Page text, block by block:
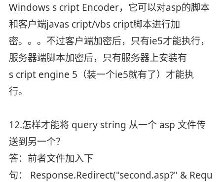
Windows s cript Encoder，它可以对asp的脚本
和客户端javas cript/vbs cript脚本进行加
密。。。不过客户端加密后，只有ie5才能执行，
服务器端脚本加密后，只有服务器上安装有
s cript engine 5（装一个ie5就有了）才能执
行。
12.怎样才能将 query string 从一个 asp 文件传
送到另一个？
答：前者文件加入下
句： Response.Redirect("second.asp?" &